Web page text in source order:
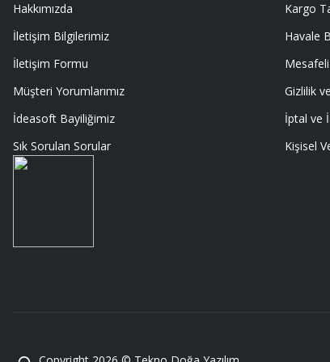
Memnumum
K... N... | 09/07/2026
GAYET GÜZEL VE ÖZENLİ PAKETLENMİŞTİ
EDERİM
Hakkımızda
İletişim Bilgilerimiz
İletişim Formu
Müşteri Yorumlarımız
İdeasoft Bayiliğimiz
Sık Sorulan Sorular
Kargo
Havale
Gizlilik
İptal ve
Kişisel